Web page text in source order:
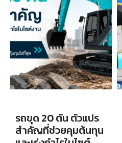
รถขุด 20 ตัน ตัวแปร
สำคัญที่ช่วยคุมต้นทุน